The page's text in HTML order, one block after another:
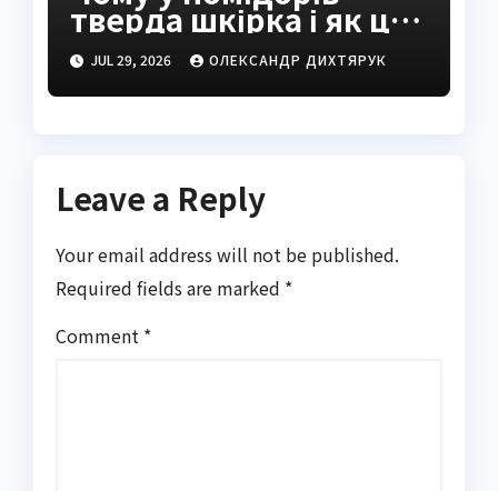
тверда шкірка і як це
виправити
JUL 29, 2026 ОЛЕКСАНДР ДИХТЯРУК
Leave a Reply
Your email address will not be published.
Required fields are marked *
Comment *